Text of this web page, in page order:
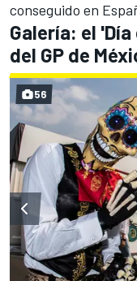
conseguido en
Galería: el
del GP de
56